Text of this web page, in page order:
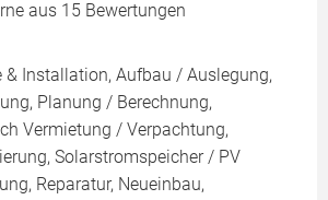
aus 15 Bewertungen
& Installation, Aufbau / Auslegung,
Planung / Berechnung,
Vermietung / Verpachtung,
Solarstromspeicher / PV
Reparatur, Neueinbau,